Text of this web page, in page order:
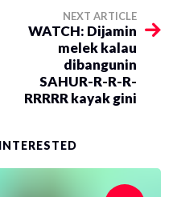
NEXT ARTICLE
WATCH: Dijamin
melek kalau
dibangunin
SAHUR-R-R-R-
RRRRR kayak gini